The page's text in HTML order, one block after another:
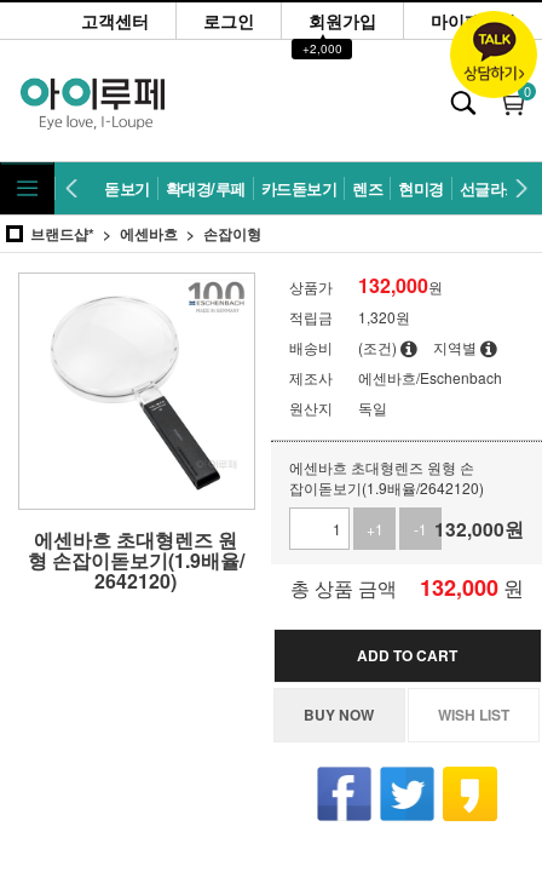
고객센터 로그인 회원가입
▲
+2,000
마이페이지
0
돋보기 확대경/루페 카드돋보기 렌즈 현미경 선글라스
브랜드샵* 에센바흐 손잡이형
에센바흐 초대형렌즈 원
형 손잡이돋보기(1.9배율/
2642120)
상품가 132,000원
적립금
1,320원
배송비
(조건)
지역별
제조사
에센바흐/Eschenbach
원산지
독일
에센바흐 초대형렌즈 원형 손
잡이돋보기(1.9배율/2642120)
+1
-1 132,000원
총 상품 금액 132,000 원
ADD TO CART
BUY NOW WISH LIST